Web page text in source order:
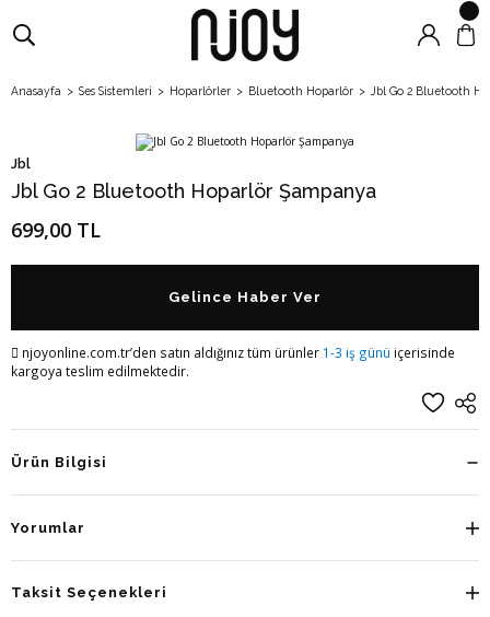
Anasayfa Ses Sistemleri Hoparlörler Bluetooth Hoparlör Jbl Go 2 Bluetooth
Jbl
Jbl Go 2 Bluetooth Hoparlör Şampanya
699,00 TL
Gelince Haber Ver
njoyonline.com.tr’den satın aldığınız tüm ürünler 1-3 iş günü içerisinde
kargoya teslim edilmektedir.
Ürün Bilgisi
Yorumlar
Taksit Seçenekleri